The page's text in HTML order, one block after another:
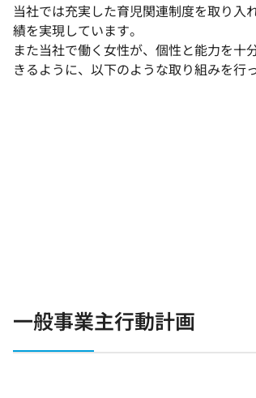
当社では充実した育児関連制度を取り入
績を実現しています。
また当社で働く女性が、個性と能力を十
きるように、以下のような取り組みを行
一般事業主行動計画